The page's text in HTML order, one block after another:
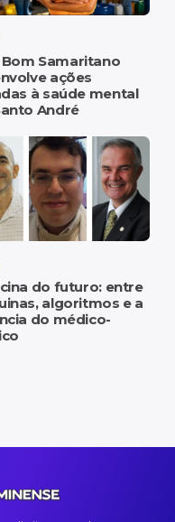
Bom Samaritano
ações
à saúde mental
André
do futuro: entre
algoritmos e a
do médico-